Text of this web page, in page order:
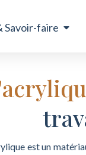
Savoir-faire
est un